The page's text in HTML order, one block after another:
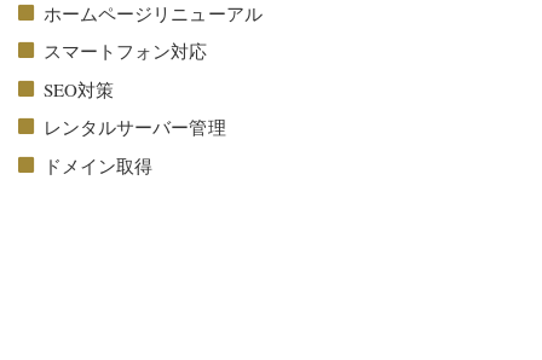
ホームページリニューアル
スマートフォン対応
SEO対策
レンタルサーバー管理
ドメイン取得